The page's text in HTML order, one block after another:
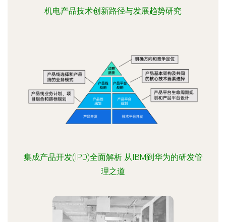
机电产品技术创新路径与发展趋势研究
集成产品开发(IPD)全面解析 从IBM到华为的研发管
理之道